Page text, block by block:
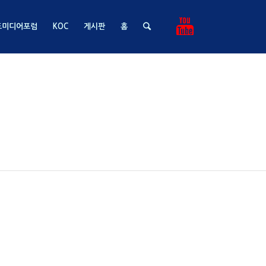
미디어포럼 KOC 게시판 홈